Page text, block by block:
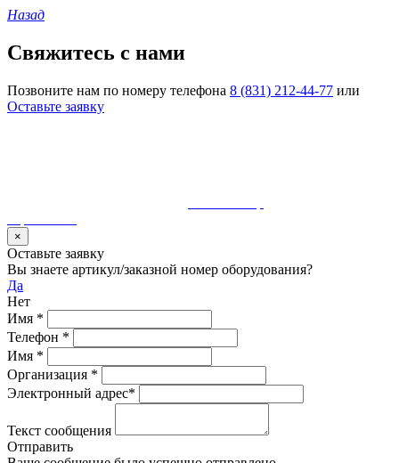
Назад
Свяжитесь с нами
Позвоните нам по номеру телефона 8 (831) 212-44-77 или
Оставьте заявку
×
Оставьте заявку
Вы знаете артикул/заказной номер оборудования?
Да
Нет
Имя *
Телефон *
Имя *
Организация *
Электронный адрес*
Текст сообщения
Отправить